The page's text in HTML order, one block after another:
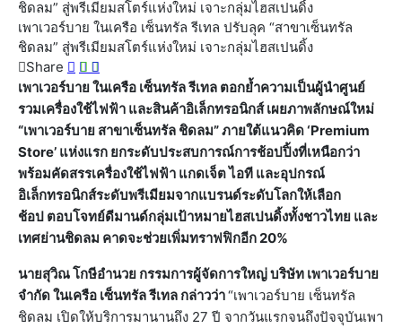
เพาเวอร์บาย ในเครือ เซ็นทรัล รีเทล ปรับลุค “สาขาเซ็นทรัล
ชิดลม” สู่พรีเมียมสโตร์แห่งใหม่ เจาะกลุ่มไฮสเปนดิ้ง
Share
เพาเวอร์บาย ในเครือ เซ็นทรัล รีเทล ตอกย้ำความเป็นผู้นำศูนย์
รวมเครื่องใช้ไฟฟ้า และสินค้าอิเล็กทรอนิกส์ เผยภาพลักษณ์ใหม่
“เพาเวอร์บาย สาขาเซ็นทรัล ชิดลม” ภายใต้แนวคิด ‘Premium
Store’ แห่งแรก ยกระดับประสบการณ์การช้อปปิ้งที่เหนือกว่า
พร้อมคัดสรรเครื่องใช้ไฟฟ้า แกดเจ็ต ไอที และอุปกรณ์
อิเล็กทรอนิกส์ระดับพรีเมียมจากแบรนด์ระดับโลกให้เลือก
ช้อป ตอบโจทย์ดีมานด์กลุ่มเป้าหมายไฮสเปนดิ้งทั้งชาวไทย และ
เทศย่านชิดลม คาดจะช่วยเพิ่มทราฟฟิกอีก20%
นายสุวิณ โกษีอำนวย กรรมการผู้จัดการใหญ่ บริษัท เพาเวอร์บาย
จำกัด ในเครือ เซ็นทรัล รีเทล กล่าวว่า“เพาเวอร์บาย เซ็นทรัล
ชิดลม เปิดให้บริการมานานถึง 27 ปี จากวันแรกจนถึงปัจจุบันเพา